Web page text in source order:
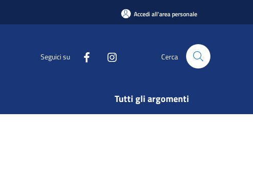
Accedi all'area personale
Seguici su Cerca
Tutti gli argomenti